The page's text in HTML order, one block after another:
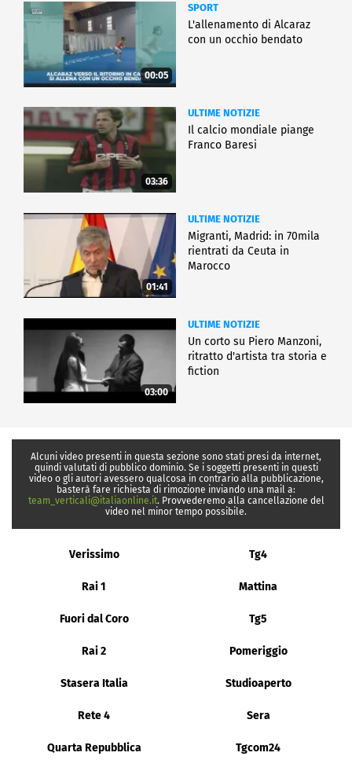
00:05
SPORT
L'allenamento di Alcaraz
con un occhio bendato
03:36
ULTIME NOTIZIE
Il calcio mondiale piange
Franco Baresi
01:41
ULTIME NOTIZIE
Migranti, Madrid: in 70mila
rientrati da Ceuta in
Marocco
03:00
ULTIME NOTIZIE
Un corto su Piero Manzoni,
ritratto d'artista tra storia e
fiction
Alcuni video presenti in questa sezione sono stati presi da internet,
quindi valutati di pubblico dominio. Se i soggetti presenti in questi
video o gli autori avessero qualcosa in contrario alla pubblicazione,
basterà fare richiesta di rimozione inviando una mail a:
team_verticali@italiaonline.it. Provvederemo alla cancellazione del
video nel minor tempo possibile.
Verissimo Tg4
Rai 1 Mattina
Fuori dal Coro Tg5
Rai 2 Pomeriggio
Stasera Italia Studioaperto
Rete 4 Sera
Quarta Repubblica Tgcom24